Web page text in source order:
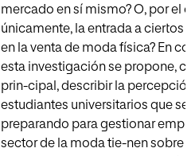
mercado en sí mismo? O, por el
únicamente, la entrada a ciertos
en la venta de moda física? En
esta investigación se propone,
prin-cipal, describir la
estudiantes universitarios que se
preparando para gestionar
sector de la moda tie-nen sobre